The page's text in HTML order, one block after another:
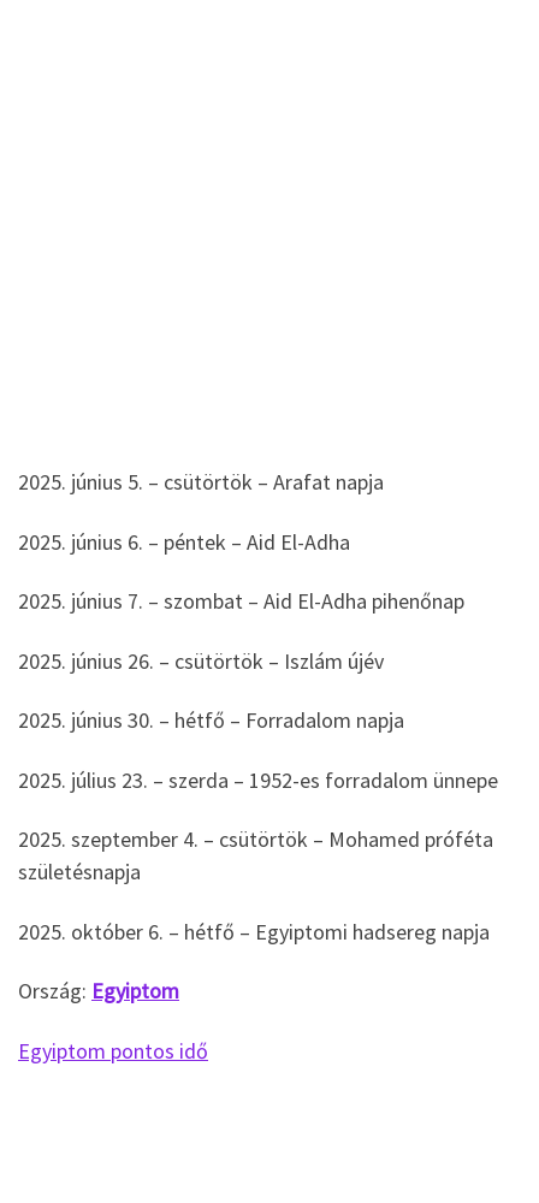
2025. június 5. – csütörtök – Arafat napja
2025. június 6. – péntek – Aid El-Adha
2025. június 7. – szombat – Aid El-Adha pihenőnap
2025. június 26. – csütörtök – Iszlám újév
2025. június 30. – hétfő – Forradalom napja
2025. július 23. – szerda – 1952-es forradalom ünnepe
2025. szeptember 4. – csütörtök – Mohamed próféta
születésnapja
2025. október 6. – hétfő – Egyiptomi hadsereg napja
Ország: Egyiptom
Egyiptom pontos idő